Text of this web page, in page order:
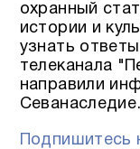
охранный
истории и
узнать
телеканала
направили
Севанаследие.
Подпишитесь